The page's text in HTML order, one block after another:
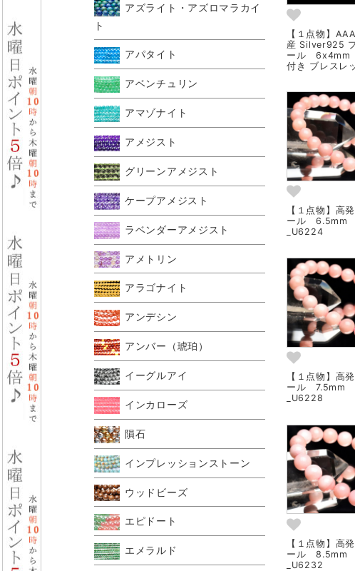
アズライト・アズロマラカイ
ト
アパタイト
アベンチュリン
アマゾナイト
アメジスト
グリーンアメジスト
ケープアメジスト
ラベンダーアメジスト
アメトリン
アラゴナイト
アンデシン
アンバー（琥珀）
イーグルアイ
インカローズ
隕石
インプレッションストーン
ウッドビーズ
エピドート
エメラルド
【１点物】
産 Silver925
ール 6x4mm
付き ブレスレ
【１点物】高
ール 6.5mm
_U6224
【１点物】高
ール 7.5mm
_U6228
【１点物】高
ール 8.5mm
_U6232